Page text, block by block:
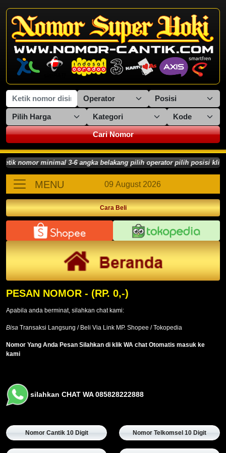
Cari Nomor
nomor minimal 3-6 angka belakang pilih operator pilih posisi
MENU 09 August 2026
Cara Beli
PESAN NOMOR - (RP. 0,-)
Apabila anda berminat, silahkan chat kami:
Bisa Transaksi Langsung / Beli Via Link MP. Shopee / Tokopedia
Nomor Yang Anda Pesan Silahkan di klik WA chat Otomatis masuk ke
kami
silahkan CHAT WA 085828222888
Nomor Cantik 10 Digit Nomor Telkomsel 10 Digit